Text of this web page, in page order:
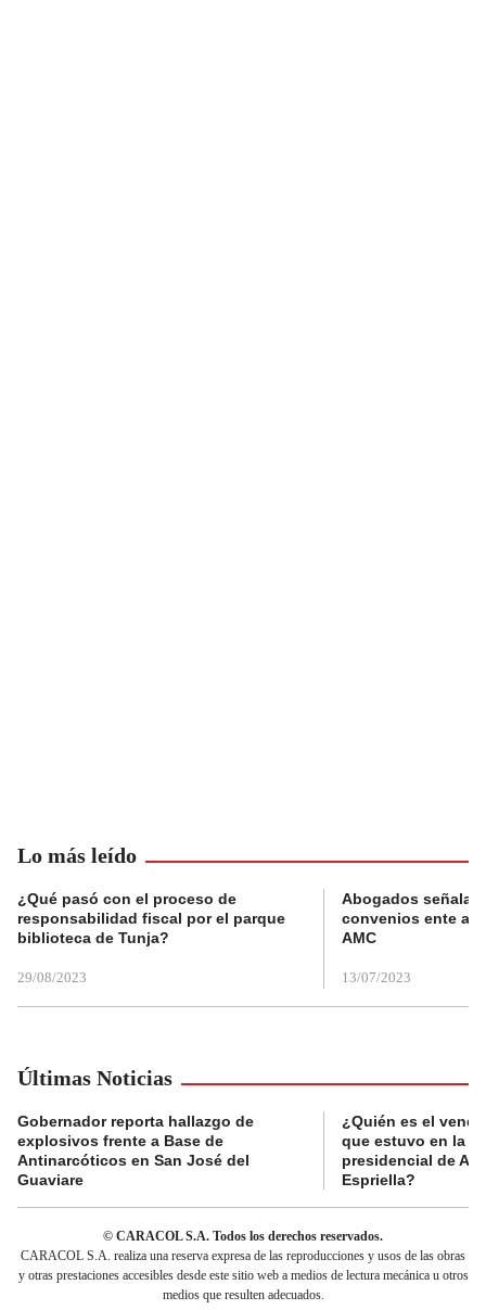
Lo más leído
¿Qué pasó con el proceso de
responsabilidad fiscal por el parque
biblioteca de Tunja?
29/08/2023
Abogados
convenios ente
AMC
13/07/2023
Últimas Noticias
Gobernador reporta hallazgo de
explosivos frente a Base de
Antinarcóticos en San José del
Guaviare
¿Quién es el
que estuvo en la
presidencial de
Espriella?
© CARACOL S.A. Todos los derechos reservados.
CARACOL S.A. realiza una reserva expresa de las reproducciones y usos de las obras
y otras prestaciones accesibles desde este sitio web a medios de lectura mecánica u otros
medios que resulten adecuados.